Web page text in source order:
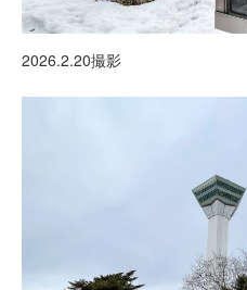
2026.2.20撮影